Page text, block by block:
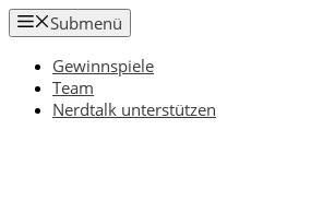
Zum
Inhalt
springen
Submenü
Gewinnspiele
Team
Nerdtalk unterstützen